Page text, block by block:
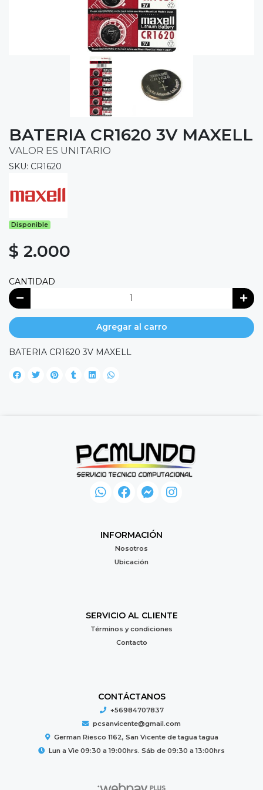
BATERIA CR1620 3V MAXELL
VALOR ES UNITARIO
SKU: CR1620
Disponible
$ 2.000
CANTIDAD
Agregar al carro
BATERIA CR1620 3V MAXELL
INFORMACIÓN
Nosotros
Ubicación
SERVICIO AL CLIENTE
Términos y condiciones
Contacto
CONTÁCTANOS
+56984707837
pcsanvicente@gmail.com
German Riesco 1162, San Vicente de tagua tagua
Lun a Vie 09:30 a 19:00hrs. Sáb de 09:30 a 13:00hrs